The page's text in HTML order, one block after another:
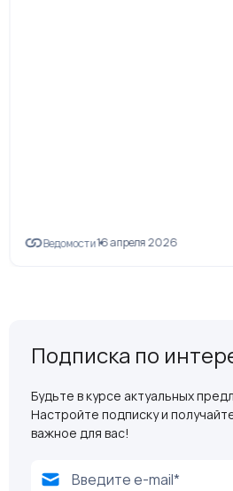
Ведомости16 апреля 2026
Подписка по
Будьте в курсе актуальных
Настройте подписку и
важное для вас!